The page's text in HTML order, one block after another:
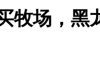
牧场，黑